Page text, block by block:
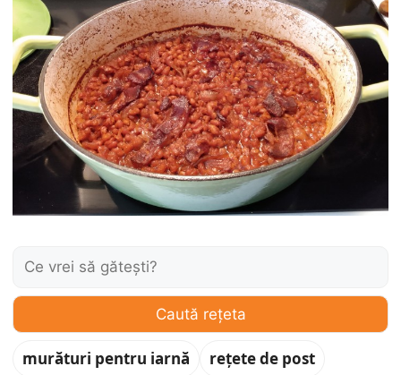
Caută:
Caută rețeta
murături pentru iarnă
rețete de post